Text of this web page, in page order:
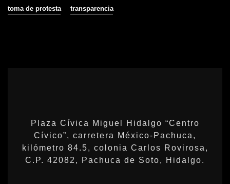
toma de protesta transparencia
Plaza Cívica Miguel Hidalgo “Centro
Cívico”, carretera México-Pachuca,
kilómetro 84.5, colonia Carlos Rovirosa,
C.P. 42082, Pachuca de Soto, Hidalgo.